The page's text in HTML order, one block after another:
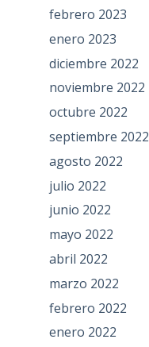
febrero 2023
enero 2023
diciembre 2022
noviembre 2022
octubre 2022
septiembre 2022
agosto 2022
julio 2022
junio 2022
mayo 2022
abril 2022
marzo 2022
febrero 2022
enero 2022